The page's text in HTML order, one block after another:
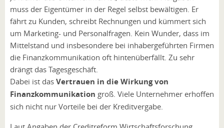
muss der Eigentümer in der Regel selbst bewältigen. Er
fährt zu Kunden, schreibt Rechnungen und kümmert sich
um Marketing- und Personalfragen. Kein Wunder, dass im
Mittelstand und insbesondere bei inhabergeführten Firmen
die Finanzkommunikation oft hintenüberfällt. Zu sehr
drängt das Tagesgeschäft.
Dabei ist das Vertrauen in die Wirkung von
Finanzkommunikation groß. Viele Unternehmer erhoffen
sich nicht nur Vorteile bei der Kreditvergabe.